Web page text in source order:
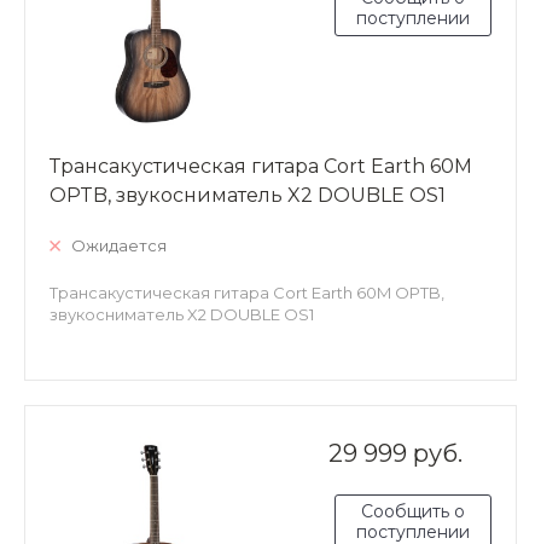
поступлении
Трансакустическая гитара Cort Earth 60M
OPTB, звукосниматель X2 DOUBLE OS1
Ожидается
Трансакустическая гитара Cort Earth 60M OPTB,
звукосниматель X2 DOUBLE OS1
29 999 руб.
Сообщить о
поступлении